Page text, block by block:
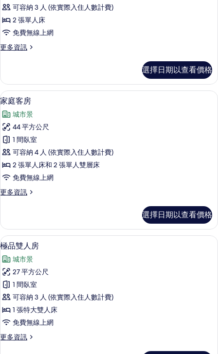
床
房
的
所
相
片
可容納 3 人 (依實際入住人數計費)
2 張單人床
免費無線上網
更多資訊
更
雙
床
房
的
詳
情
選擇日期以查看價格
顯
示
家
庭
客
房
的
所
有
片
家庭客房 | 客房內保險箱、書桌、遮
5
家庭客房
城市景
44 平方公尺
1 間臥室
可容納 4 人 (依實際入住人數計費)
2 張單人床和 2 張單人雙層床
免費無線上網
更多資訊
更
客
房
的
情
選擇日期以查看價格
顯
示
極
品
雙
人
房
的
所
客房內保險箱、書桌、遮光布/窗簾、
7
極品雙人房
城市景
27 平方公尺
1 間臥室
可容納 3 人 (依實際入住人數計費)
1 張特大雙人床
免費無線上網
更多資訊
更